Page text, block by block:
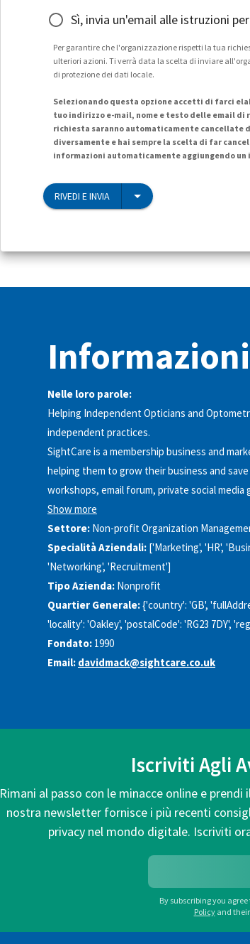
Sì, invia un'email alle istruzioni
Per garantire che l'organizzazione rispetti la tua
ulteriori azioni. Ti verrà data la scelta di inviare
di protezione dei dati locale.
Selezionando questa opzione accetti di farci
tuo indirizzo e-mail, nome e testo delle email
richiesta saranno automaticamente cancellate
diversamente e hai sempre la scelta di far
informazioni automaticamente aggiungendo
RIVEDI E INVIA
Nelle loro parole:
Helping Independent Opticians and
independent practices.
SightCare is a membership business and
helping them to grow their business and
workshops, email forum, private social
Show more
Settore: Non-profit Organization
Specialità Aziendali: ['Marketing', 'HR',
'Networking', 'Recruitment']
Tipo Azienda: Nonprofit
Quartier Generale:{'country': 'GB',
'locality': 'Oakley', 'postalCode': 'RG23 7DY',
Fondato: 1990
Email: davidmack@sightcare.co.uk
Iscriviti Agli
Rimani al passo con le minacce online e
nostra newsletter fornisce i più recenti
privacy nel mondo digitale. Iscriviti
By subscribing you agree
Policy and their